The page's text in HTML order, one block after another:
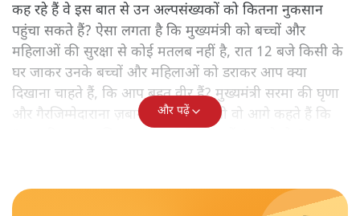
कह रहे हैं वे इस बात से उन अल्पसंख्यकों को कितना नुकसान
पहुंचा सकते हैं? ऐसा लगता है कि मुख्यमंत्री को बच्चों और
महिलाओं की सुरक्षा से कोई मतलब नहीं है, रात 12 बजे किसी के
घर जाकर उनके बच्चों और महिलाओं को डराकर आप क्या
दिखाना चाहते हैं, कि आप बहुत वीर हैं? मुख्यमंत्री सरमा की घृणा
और गैरजिम्मेदाराना ज़बान यहीं नहीं रुकती वो आगे कहते हैं कि
और पढ़ें